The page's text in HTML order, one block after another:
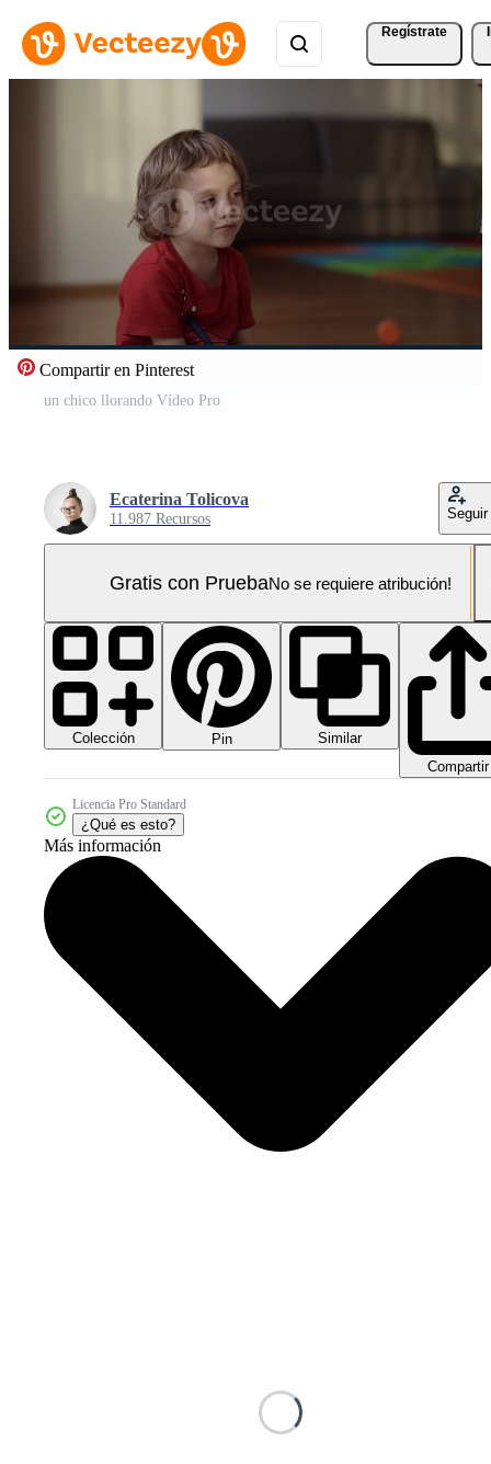
Regístrate
Compartir en Pinterest
un chico llorando Vídeo Pro
Ecaterina Tolicova
11.987 Recursos Seguir
Gratis con PruebaNo se requiere atribución!
Colección Pin
Similar
Compartir
Licencia Pro Standard
¿Qué es esto?
Más información